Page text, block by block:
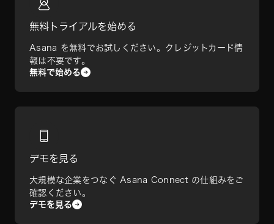
無料トライアルを始める
Asana を無料でお試しください。クレジットカード情
報は不要です。
無料で始める
デモを見る
大規模な企業をつなぐ Asana Connect の仕組みをご
確認ください。
デモを見る